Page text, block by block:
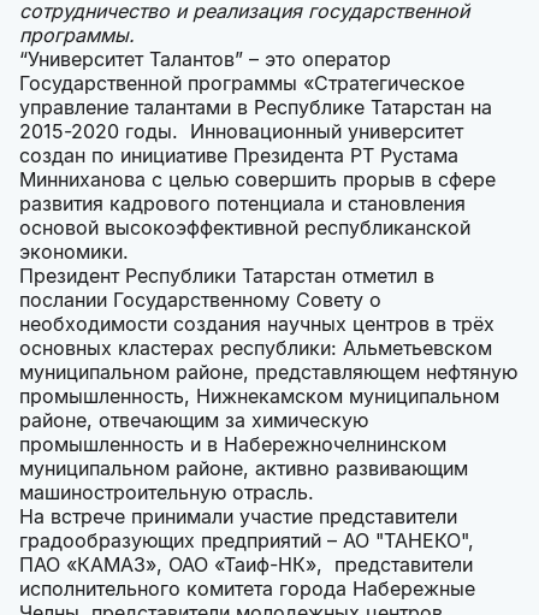
сотрудничество и реализация государственной
программы.
“Университет Талантов” – это оператор
Государственной программы «Стратегическое
управление талантами в Республике Татарстан на
2015-2020 годы. Инновационный университет
создан по инициативе Президента РТ Рустама
Минниханова с целью совершить прорыв в сфере
развития кадрового потенциала и становления
основой высокоэффективной республиканской
экономики.
Президент Республики Татарстан отметил в
послании Государственному Совету о
необходимости создания научных центров в трёх
основных кластерах республики: Альметьевском
муниципальном районе, представляющем нефтяную
промышленность, Нижнекамском муниципальном
районе, отвечающим за химическую
промышленность и в Набережночелнинском
муниципальном районе, активно развивающим
машиностроительную отрасль.
На встрече принимали участие представители
градообразующих предприятий – АО "ТАНЕКО",
ПАО «КАМАЗ», ОАО «Таиф-НК», представители
исполнительного комитета города Набережные